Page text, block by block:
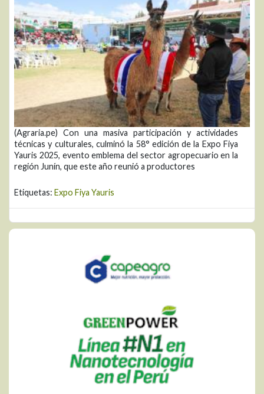
(Agraria.pe) Con una masiva participación y actividades
técnicas y culturales, culminó la 58° edición de la Expo Fiya
Yauris 2025, evento emblema del sector agropecuario en la
región Junín, que este año reunió a productores
Etiquetas: Expo Fiya Yauris